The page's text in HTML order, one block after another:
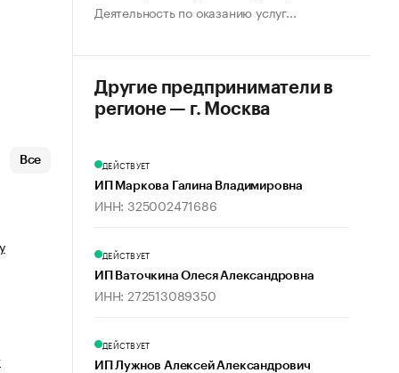
Все
Деятельность по оказанию услуг...
Другие предприниматели в
регионе — г. Москва
ДЕЙСТВУЕТ
ИП Маркова Галина Владимировна
ИНН: 325002471686
ДЕЙСТВУЕТ
ИП Ваточкина Олеся Александровна
ИНН: 272513089350
ДЕЙСТВУЕТ
ИП Лужнов Алексей Александрович